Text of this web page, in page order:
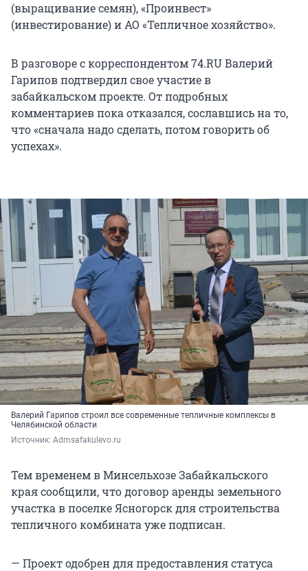
(выращивание семян), «Проинвест»
(инвестирование) и АО «Тепличное хозяйство».
В разговоре с корреспондентом 74.RU Валерий
Гарипов подтвердил свое участие в
забайкальском проекте. От подробных
комментариев пока отказался, сославшись на то,
что «сначала надо сделать, потом говорить об
успехах».
Валерий Гарипов строил все современные тепличные комплексы в
Челябинской области
Источник: Admsafakulevo.ru
Тем временем в Минсельхозе Забайкальского
края сообщили, что договор аренды земельного
участка в поселке Ясногорск для строительства
тепличного комбината уже подписан.
— Проект одобрен для предоставления статуса